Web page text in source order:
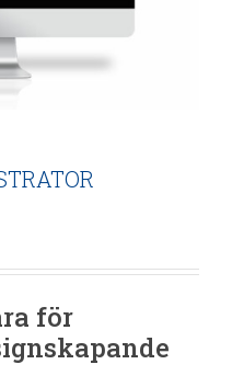
för